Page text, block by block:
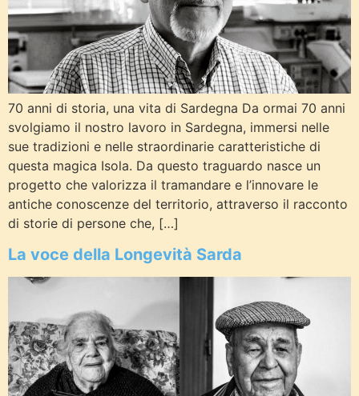
70 anni di storia, una vita di Sardegna Da ormai 70 anni
svolgiamo il nostro lavoro in Sardegna, immersi nelle
sue tradizioni e nelle straordinarie caratteristiche di
questa magica Isola. Da questo traguardo nasce un
progetto che valorizza il tramandare e l’innovare le
antiche conoscenze del territorio, attraverso il racconto
di storie di persone che, […]
La voce della Longevità Sarda